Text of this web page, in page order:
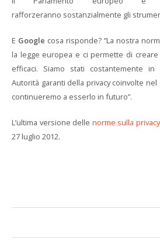
rafforzeranno sostanzialmente gli
E Google cosa risponde? ”La nostra
la legge europea e ci permette di
efficaci. Siamo stati costantemente
Autorità garanti della privacy coinvolte
continueremo a esserlo in futuro”.
L’ultima versione delle norme sulla privacy
27 luglio 2012.